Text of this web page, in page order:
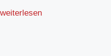
weiterlesen